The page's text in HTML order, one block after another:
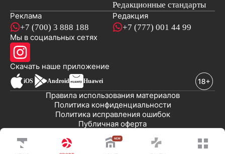
Редакционные стандарты
Реклама
+7 (700) 3 888 188
Редакция
+7 (777) 001 44 99
Мы в социальных сетях
Скачать наше приложениеновостей
iOS Android Huawei
Публичная оферта
Политика исправления ошибок
Политика конфиденциальности
Правила использования материалов
© 2008-2026 ТОО «EML»